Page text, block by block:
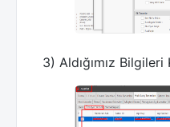
3) Aldığımız